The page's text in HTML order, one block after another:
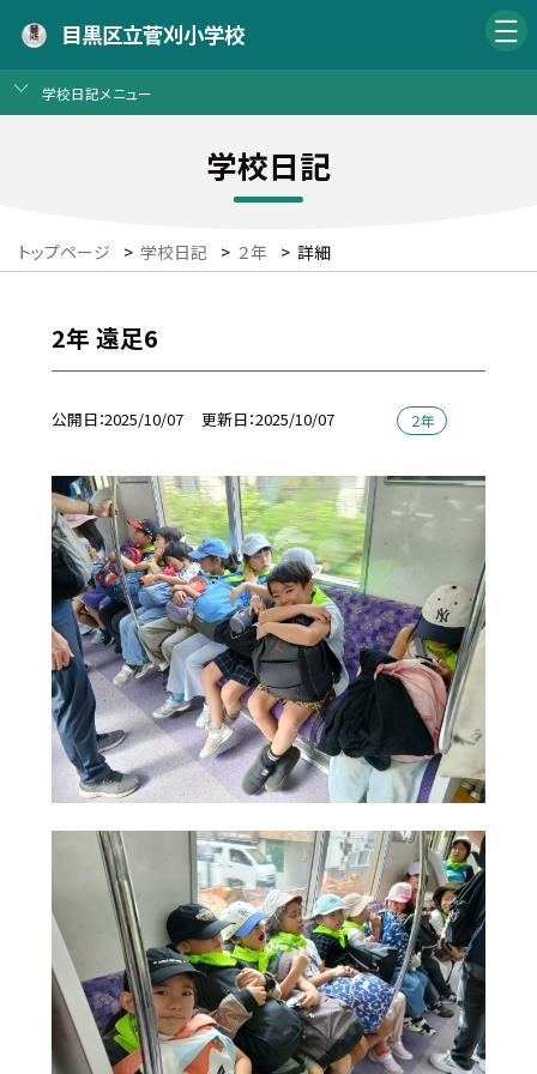
目黒区立菅刈小学校
学校日記メニュー
学校日記
トップページ > 学校日記 > ２年 > 詳細
2年 遠足6
公開日 2025/10/07 更新日 2025/10/07 ２年